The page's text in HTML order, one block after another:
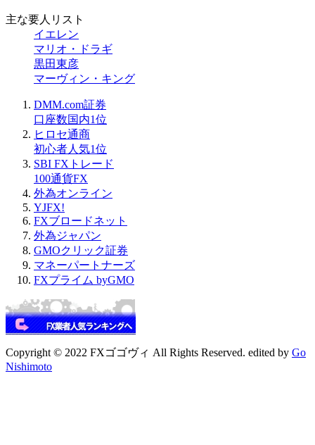
主な要人リスト
イエレン
マリオ・ドラギ
黒田東彦
マーヴィン・キング
DMM.com証券
口座数国内1位
ヒロセ通商
初心者人気1位
SBI FXトレード
100通貨FX
外為オンライン
YJFX!
FXブロードネット
外為ジャパン
GMOクリック証券
マネーパートナーズ
FXプライム byGMO
Copyright © 2022 FXゴゴヴィ All Rights Reserved. edited by Go
Nishimoto